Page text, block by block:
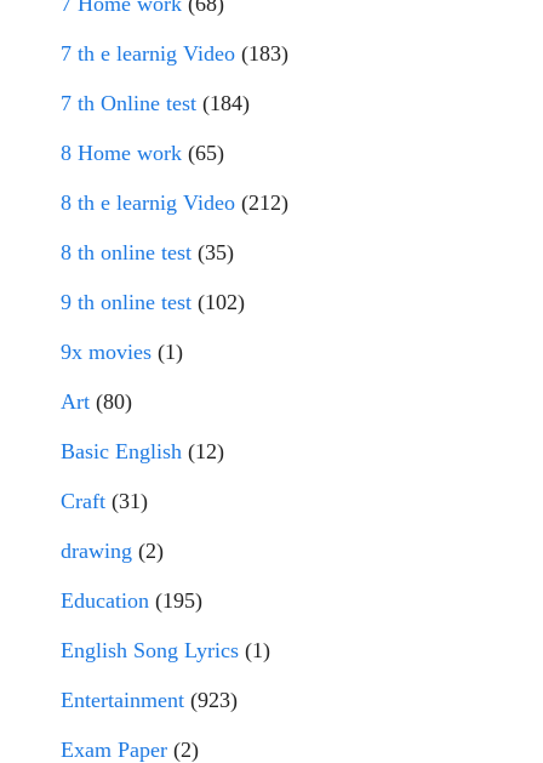
7 th e learnig Video (183)
7 th Online test (184)
8 Home work (65)
8 th e learnig Video (212)
8 th online test (35)
9 th online test (102)
9x movies (1)
Art (80)
Basic English (12)
Craft (31)
drawing (2)
Education (195)
English Song Lyrics (1)
Entertainment (923)
Exam Paper (2)